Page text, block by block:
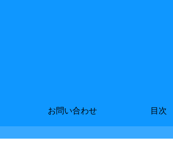
お問い合わせ 目次